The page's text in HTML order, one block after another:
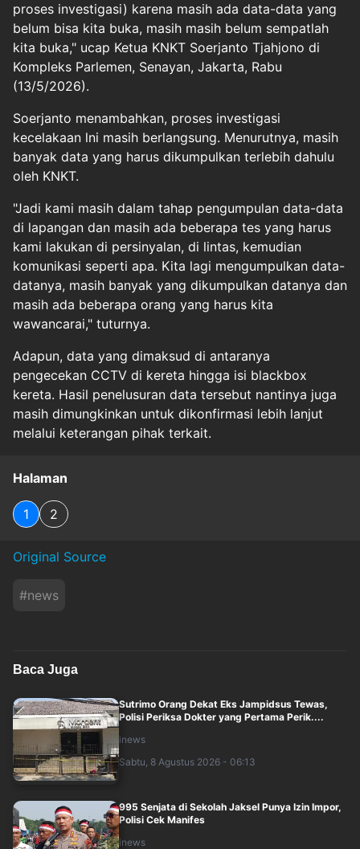
proses investigasi) karena masih ada data-data yang
belum bisa kita buka, masih masih belum sempatlah
kita buka," ucap Ketua KNKT Soerjanto Tjahjono di
Kompleks Parlemen, Senayan, Jakarta, Rabu
(13/5/2026).
Soerjanto menambahkan, proses investigasi
kecelakaan lni masih berlangsung. Menurutnya, masih
banyak data yang harus dikumpulkan terlebih dahulu
oleh KNKT.
"Jadi kami masih dalam tahap pengumpulan data-data
di lapangan dan masih ada beberapa tes yang harus
kami lakukan di persinyalan, di lintas, kemudian
komunikasi seperti apa. Kita lagi mengumpulkan data-
datanya, masih banyak yang dikumpulkan datanya dan
masih ada beberapa orang yang harus kita
wawancarai," tuturnya.
Adapun, data yang dimaksud di antaranya
pengecekan CCTV di kereta hingga isi blackbox
kereta. Hasil penelusuran data tersebut nantinya juga
masih dimungkinkan untuk dikonfirmasi lebih lanjut
melalui keterangan pihak terkait.
Halaman
1 2
Original Source
#news
Baca Juga
Sutrimo Orang Dekat Eks Jampidsus Tewas,
Polisi Periksa Dokter yang Pertama Perik....
inews
Sabtu, 8 Agustus 2026 - 06:13
995 Senjata di Sekolah Jaksel Punya Izin Impor,
Polisi Cek Manifes
inews